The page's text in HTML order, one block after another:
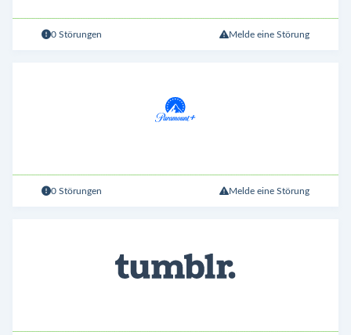
0 Störungen Melde eine Störung
0 Störungen Melde eine Störung